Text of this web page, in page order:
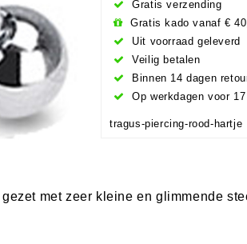
Gratis verzending
Gratis kado vanaf €
Uit voorraad geleverd
Veilig betalen
Binnen 14 dagen
Op werkdagen voor
tragus-piercing-rood-hartje
met zeer kleine en glimmende